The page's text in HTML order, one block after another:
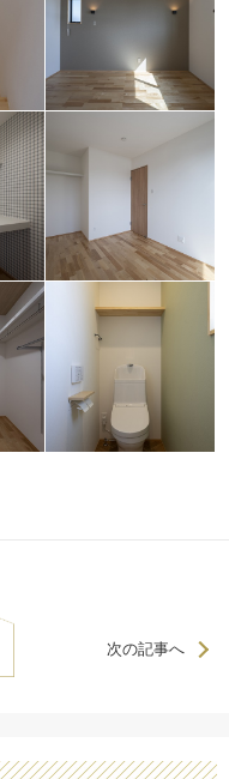
次の記事へ